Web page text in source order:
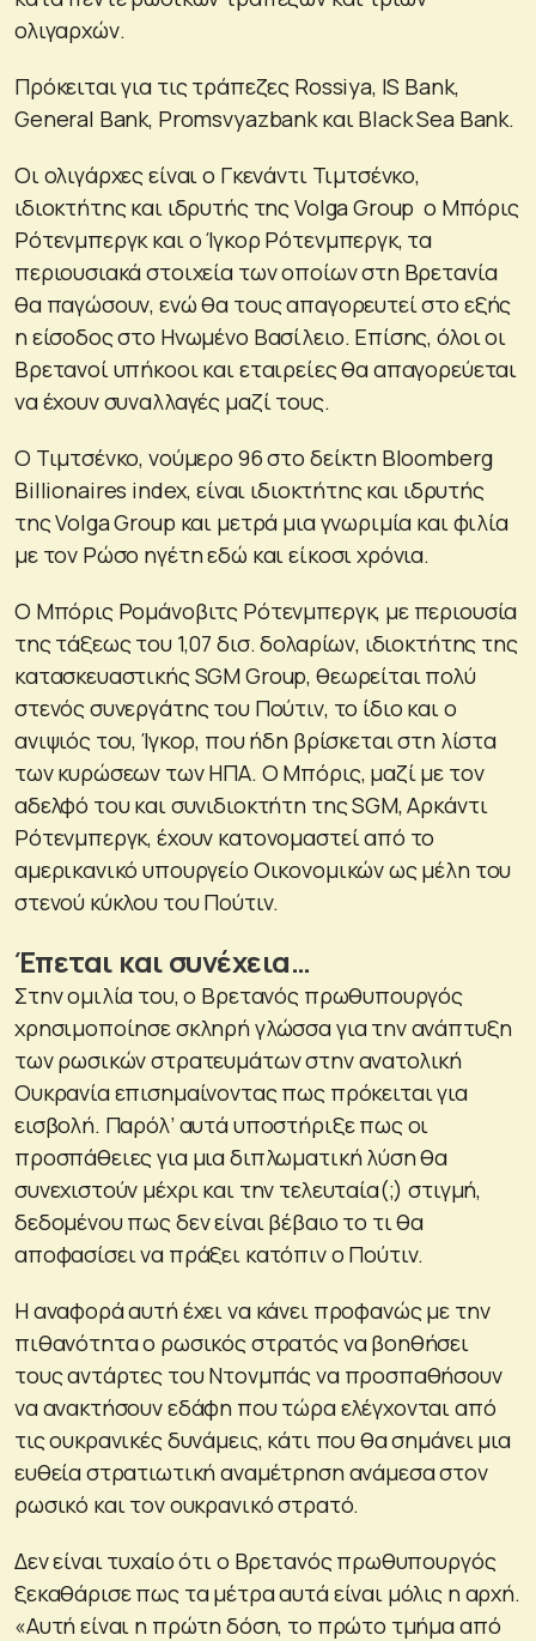
ολιγαρχών.
Πρόκειται για τις τράπεζες Rossiya, IS Bank,
General Bank, Promsvyazbank και Black Sea Bank.
Οι ολιγάρχες είναι ο Γκενάντι Τιμτσένκο,
ιδιοκτήτης και ιδρυτής της Volga Group ο Μπόρις
Ρότενμπεργκ και ο Ίγκορ Ρότενμπεργκ, τα
περιουσιακά στοιχεία των οποίων στη Βρετανία
θα παγώσουν, ενώ θα τους απαγορευτεί στο εξής
η είσοδος στο Ηνωμένο Βασίλειο. Επίσης, όλοι οι
Βρετανοί υπήκοοι και εταιρείες θα απαγορεύεται
να έχουν συναλλαγές μαζί τους.
O Τιμτσένκο, νούμερο 96 στο δείκτη Bloomberg
Billionaires index, είναι ιδιοκτήτης και ιδρυτής
της Volga Group και μετρά μια γνωριμία και φιλία
με τον Ρώσο ηγέτη εδώ και είκοσι χρόνια.
O Μπόρις Ρομάνοβιτς Ρότενμπεργκ, με περιουσία
της τάξεως του 1,07 δισ. δολαρίων, ιδιοκτήτης της
κατασκευαστικής SGM Group, θεωρείται πολύ
στενός συνεργάτης του Πούτιν, το ίδιο και ο
ανιψιός του, Ίγκορ, που ήδη βρίσκεται στη λίστα
των κυρώσεων των ΗΠΑ. Ο Μπόρις, μαζί με τον
αδελφό του και συνιδιοκτήτη της SGM, Αρκάντι
Ρότενμπεργκ, έχουν κατονομαστεί από το
αμερικανικό υπουργείο Οικονομικών ως μέλη του
στενού κύκλου του Πούτιν.
Έπεται και συνέχεια…
Στην ομιλία του, ο Βρετανός πρωθυπουργός
χρησιμοποίησε σκληρή γλώσσα για την ανάπτυξη
των ρωσικών στρατευμάτων στην ανατολική
Ουκρανία επισημαίνοντας πως πρόκειται για
εισβολή. Παρόλ’ αυτά υποστήριξε πως οι
προσπάθειες για μια διπλωματική λύση θα
συνεχιστούν μέχρι και την τελευταία(;) στιγμή,
δεδομένου πως δεν είναι βέβαιο το τι θα
αποφασίσει να πράξει κατόπιν ο Πούτιν.
Η αναφορά αυτή έχει να κάνει προφανώς με την
πιθανότητα ο ρωσικός στρατός να βοηθήσει
τους αντάρτες του Ντονμπάς να προσπαθήσουν
να ανακτήσουν εδάφη που τώρα ελέγχονται από
τις ουκρανικές δυνάμεις, κάτι που θα σημάνει μια
ευθεία στρατιωτική αναμέτρηση ανάμεσα στον
ρωσικό και τον ουκρανικό στρατό.
Δεν είναι τυχαίο ότι ο Βρετανός πρωθυπουργός
ξεκαθάρισε πως τα μέτρα αυτά είναι μόλις η αρχή.
«Αυτή είναι η πρώτη δόση, το πρώτο τμήμα από